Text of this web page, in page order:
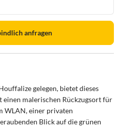
anfragen
gelegen, bietet dieses
malerischen Rückzugsort für
WLAN, einer privaten
Blick auf die grünen